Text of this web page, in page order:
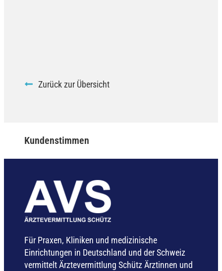
Zurück zur Übersicht
Kundenstimmen
Für Praxen, Kliniken und medizinische
Einrichtungen in Deutschland und der Schweiz
vermittelt Ärztevermittlung Schütz Ärztinnen und